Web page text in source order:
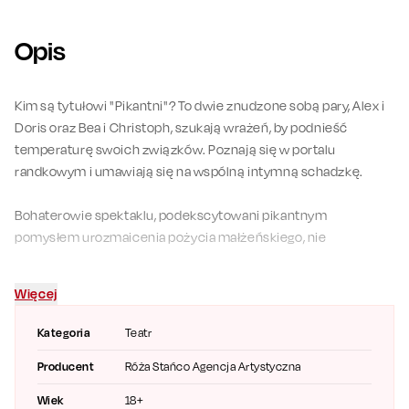
Opis
Kategoria Teatr
Producent Róża Stańco Agencja Artystyczna
Wiek 18+
Kim są tytułowi "Pikantni"? To dwie znudzone sobą pary, Alex i
Doris oraz Bea i Christoph, szukają wrażeń, by podnieść
temperaturę swoich związków. Poznają się w portalu
randkowym i umawiają się na wspólną intymną schadzkę.
Bohaterowie spektaklu, podekscytowani pikantnym
pomysłem urozmaicenia pożycia małżeńskiego, nie
nowoczesna i rozwiązła Bea oraz jej monogamiczny mąż
Jak przekonamy się w teatrze, to spotkanie będzie dopiero
Więcej